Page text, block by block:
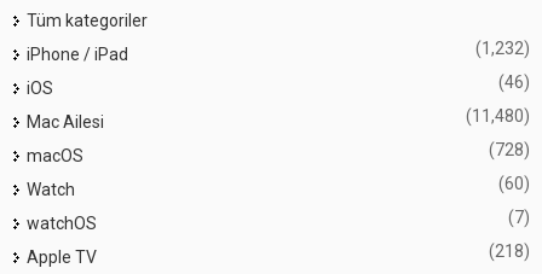
Tüm kategoriler
iPhone / iPad
(1,232)
iOS (46)
Mac Ailesi (11,480)
macOS (728)
Watch (60)
watchOS (7)
Apple TV (218)